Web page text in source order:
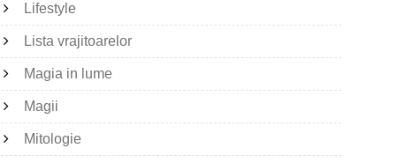
Lifestyle
Lista vrajitoarelor
Magia in lume
Magii
Mitologie